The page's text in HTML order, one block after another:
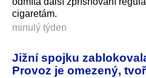
cigaretám.
minulý týden
Jižní spojku
Provoz je omezený,